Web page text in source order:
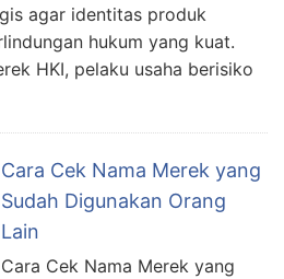
agar identitas produk
hukum yang kuat.
HKI, pelaku usaha berisiko
Cara Cek Nama Merek yang
Sudah Digunakan Orang
Lain
Cara Cek Nama Merek yang